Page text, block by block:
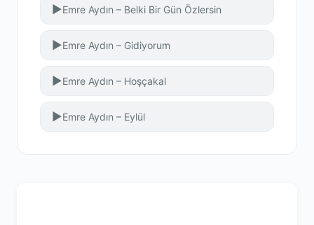
▶Emre Aydın – Belki Bir Gün Özlersin
▶Emre Aydın – Gidiyorum
▶Emre Aydın – Hoşçakal
▶Emre Aydın – Eylül